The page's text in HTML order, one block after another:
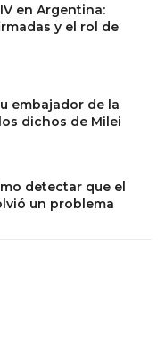
en Argentina:
y el rol de
embajador de la
dichos de Milei
detectar que el
un problema